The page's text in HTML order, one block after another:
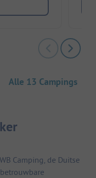
Alle 13 Campings
Camping, de Duitse